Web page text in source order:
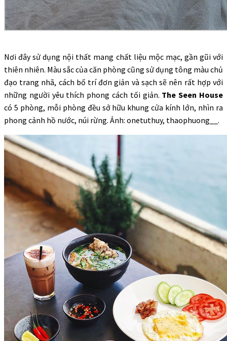
Nơi đây sử dụng nội thất mang chất liệu mộc mạc, gần gũi với
thiên nhiên. Màu sắc của căn phòng cũng sử dụng tông màu chủ
đạo trang nhã, cách bố trí đơn giản và sạch sẽ nên rất hợp với
những người yêu thích phong cách tối giản. The Seen House
có 5 phòng, mỗi phòng đều sở hữu khung cửa kính lớn, nhìn ra
phong cảnh hồ nước, núi rừng. Ảnh: onetuthuy, thaophuong__.